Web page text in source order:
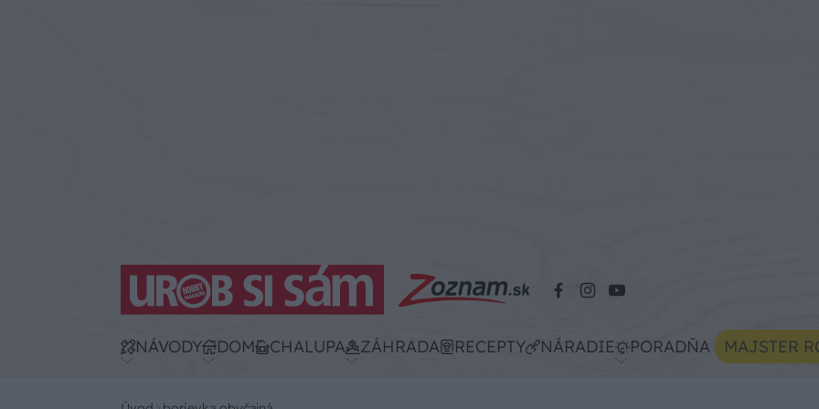
NÁVODY DOM CHALUPA ZÁHRADA RECEPTY NÁRADIE PORADŇA MAJSTER